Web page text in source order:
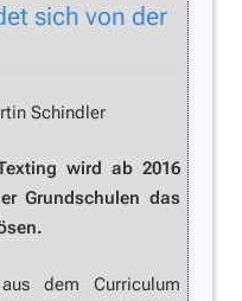
sich von der
Schindler
wird ab 2016
Grundschulen das
dem Curriculum